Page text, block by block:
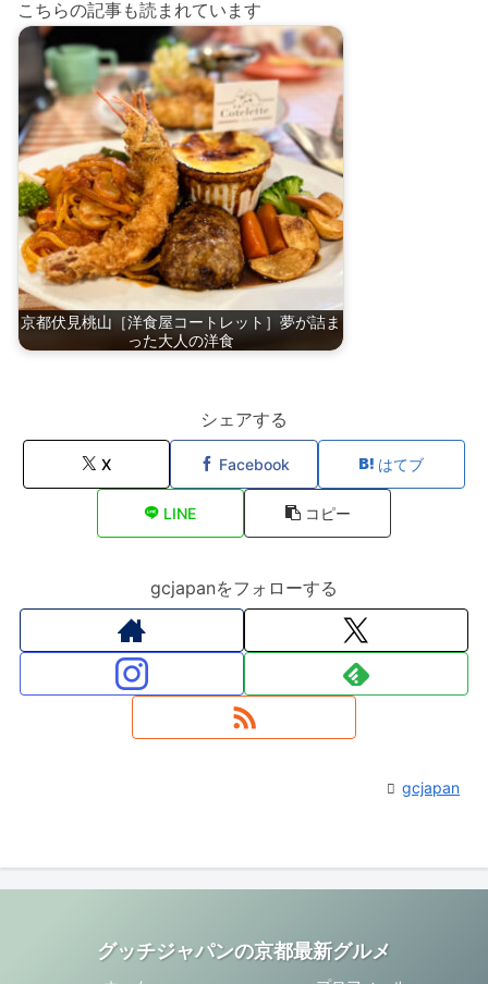
こちらの記事も読まれています
京都伏見桃山［洋食屋コートレット］夢が詰ま
った大人の洋食
シェアする
X Facebook はてブ
LINE コピー
gcjapanをフォローする
gcjapan
グッチジャパンの京都最新グルメ